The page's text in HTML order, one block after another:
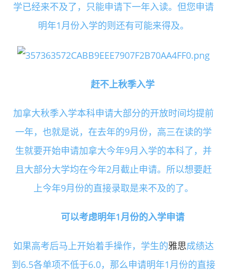
学已经来不及了，只能申请下一年入读。但您申请
明年1月份入学的则还有可能来得及。
赶不上秋季入学
加拿大秋季入学本科申请大部分的开放时间均提前
一年，也就是说，在去年的9月份，高三在读的学
生就要开始申请加拿大今年9月入学的本科了，并
且大部分大学均在今年2月截止申请。所以想要赶
上今年9月份的直接录取是来不及的了。
可以考虑明年1月份的入学申请
如果高考后马上开始着手操作，学生的雅思成绩达
到6.5各单项不低于6.0，那么申请明年1月份的直接